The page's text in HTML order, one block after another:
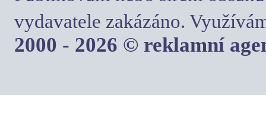
vydavatele zakázáno.
2000 - 2026 © reklamní